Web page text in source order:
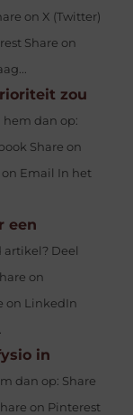
on X (Twitter)
Share on
zou
hem dan op:
Share on
Email In het
een
artikel? Deel
on
on LinkedIn
in
dan op: Share
on Pinterest